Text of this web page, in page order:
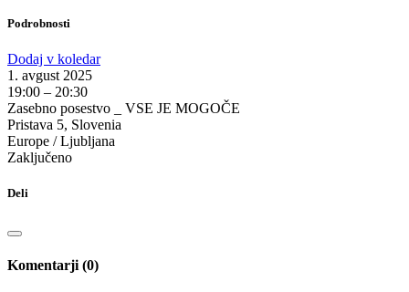
Podrobnosti
Dodaj v koledar
1. avgust 2025
19:00 – 20:30
Zasebno posestvo _ VSE JE MOGOČE
Pristava 5, Slovenia
Europe / Ljubljana
Zaključeno
Deli
Komentarji (0)